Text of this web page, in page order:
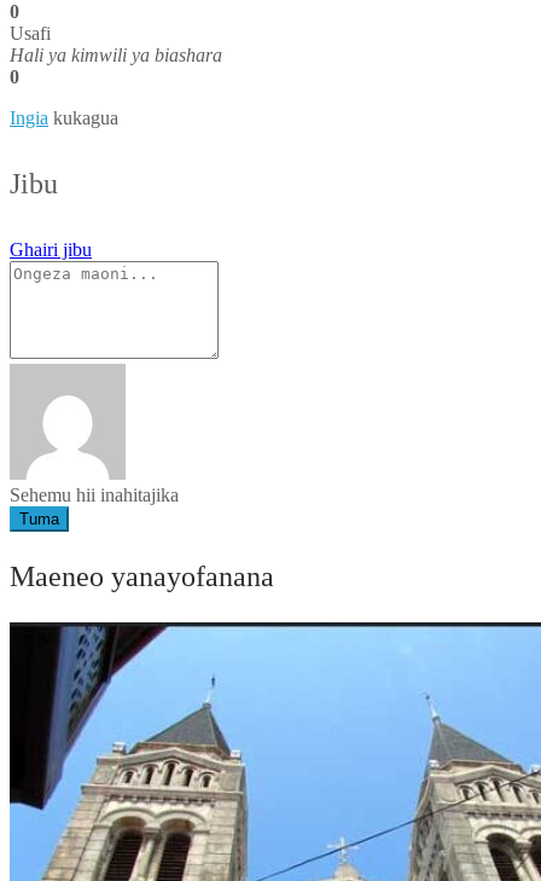
0
Usafi
Hali ya kimwili ya biashara
0
Ingia kukagua
Jibu
Ghairi jibu
Sehemu hii inahitajika
Tuma
Maeneo yanayofanana